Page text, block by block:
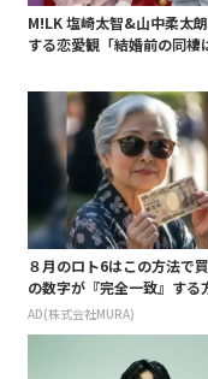
M!LK 塩崎太智&山中柔太
する恋愛観「結婚前の同棲
８月のロト6はこの方法で
の数字が『完全一致』する
AD(株式会社MURA)